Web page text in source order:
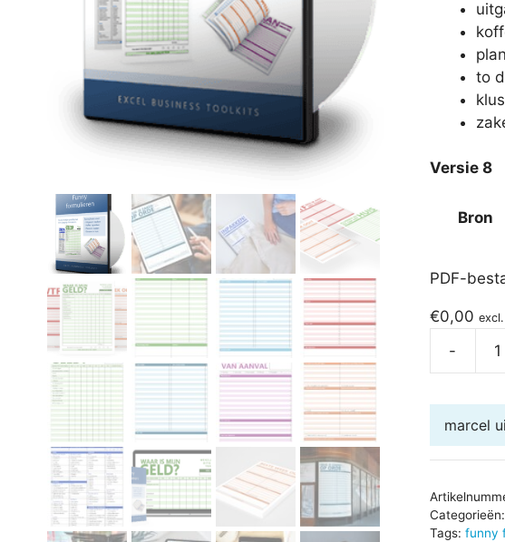
to
Versie 8
Bron
PDF-
€0,00
-
aantal
marcel
Categorieën:
Tags: funny